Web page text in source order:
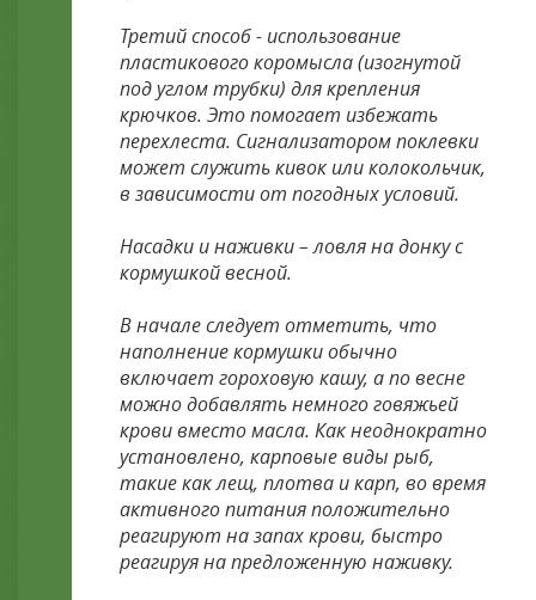
Третий способ - использование
пластикового коромысла (изогнутой
под углом трубки) для крепления
крючков. Это помогает избежать
перехлеста. Сигнализатором поклевки
может служить кивок или колокольчик,
в зависимости от погодных условий.
Насадки и наживки – ловля на донку с
кормушкой весной.
В начале следует отметить, что
наполнение кормушки обычно
включает гороховую кашу, а по весне
можно добавлять немного говяжьей
крови вместо масла. Как неоднократно
установлено, карповые виды рыб,
такие как лещ, плотва и карп, во время
активного питания положительно
реагируют на запах крови, быстро
реагируя на предложенную наживку.